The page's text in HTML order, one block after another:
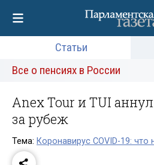
Статьи
Все о пенсиях в России
Anex Tour и TUI
за рубеж
Тема: Коронавирус COVID-19: что